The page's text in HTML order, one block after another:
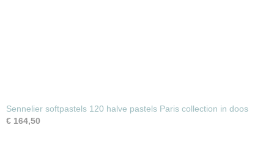
Sennelier softpastels 120 halve pastels Paris collection in doos
€ 164,50